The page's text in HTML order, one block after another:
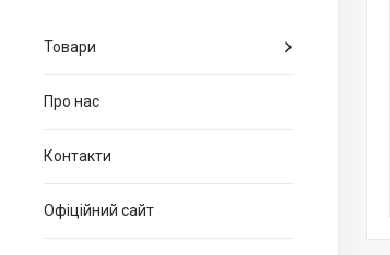
Товари
Про нас
Контакти
Офіційний сайт